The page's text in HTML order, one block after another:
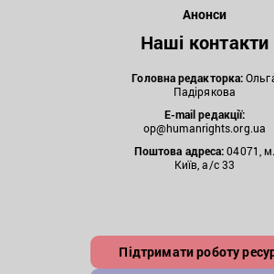
Анонси
Наші контакти
Головна редакторка:
Падірякова
E-mail редакції:
op@humanrights.org.ua
Поштова адреса:04071, м.
Київ, а/с 33
Підтримати роботу